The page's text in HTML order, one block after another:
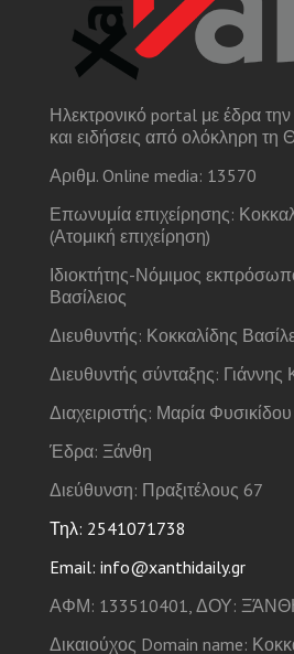
Ηλεκτρονικό portal με έδρα
και ειδήσεις από ολόκληρη τη
Αριθμ. Online media: 13570
Επωνυμία επιχείρησης:
(Ατομική επιχείρηση)
Ιδιοκτήτης-Νόμιμος
Βασίλειος
Διευθυντής: Κοκκαλίδης
Διευθυντής σύνταξης: Γιάννης
Διαχειριστής: Μαρία Φυσικίδου
Έδρα: Ξάνθη
Διεύθυνση: Πραξιτέλους 67
Τηλ: 2541071738
Email: info@xanthidaily.gr
ΑΦΜ: 133510401, ΔΟΥ:
Δικαιούχος Domain name: